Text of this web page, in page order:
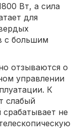
Вт, а сила
для
с большим
отзываются о
управлении
К
слабый
не